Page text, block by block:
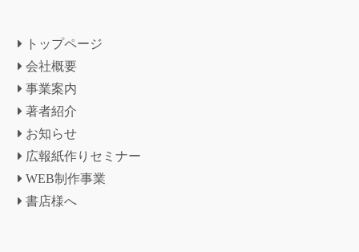
トップページ
会社概要
事業案内
著者紹介
お知らせ
広報紙作りセミナー
WEB制作事業
書店様へ